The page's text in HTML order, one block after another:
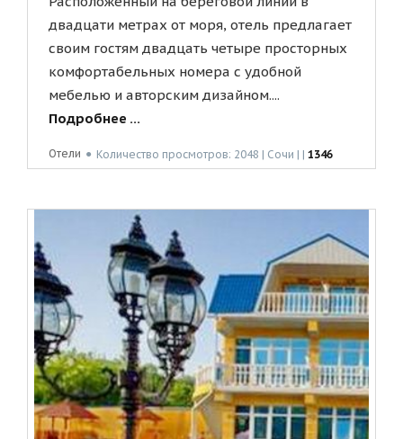
двадцати метрах от моря, отель предлагает
своим гостям двадцать четыре просторных
комфортабельных номера с удобной
мебелью и авторским дизайном....
Подробнее ...
Отели ● Количество просмотров: 2048 | Сочи | | 1346